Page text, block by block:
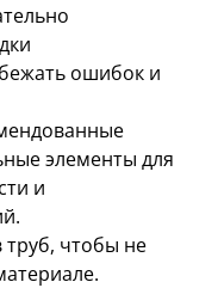
ошибок и
элементы для
и
труб, чтобы не